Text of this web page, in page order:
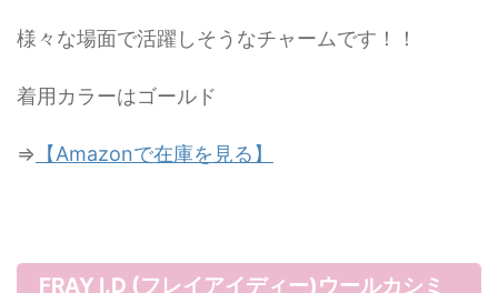
様々な場面で活躍しそうなチャームです！！
着用カラーはゴールド
⇒ 【Amazonで在庫を見る】
FRAY I.D (フレイアイディー)ウールカシミ